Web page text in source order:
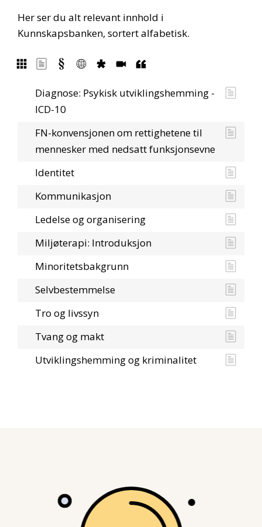
Her ser du alt relevant innhold i
Kunnskapsbanken, sortert alfabetisk.
Diagnose: Psykisk utviklingshemming -
ICD-10
FN-konvensjonen om rettighetene til
mennesker med nedsatt funksjonsevne
Identitet
Kommunikasjon
Ledelse og organisering
Miljøterapi: Introduksjon
Minoritetsbakgrunn
Selvbestemmelse
Tro og livssyn
Tvang og makt
Utviklingshemming og kriminalitet